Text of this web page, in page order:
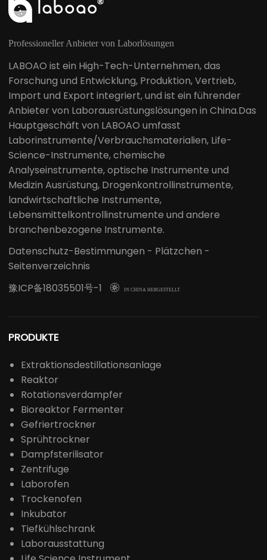
Professioneller Anbieter von Laborlösungen
LABOAO ist ein High-Tech-Unternehmen, das
Forschung und Entwicklung, Produktion, Vertrieb,
Import und Export integriert, und ist ein führender
Anbieter von Laborausrüstungslösungen in China.Das
Hauptgeschäft von LABOAO umfasst
Laborinstrumente/Verbrauchsmaterialien, Life-
Science-Instrumente, chemische
Analyseinstrumente, optische Instrumente und
Medizin Ausrüstung, Drogenkontrollinstrumente,
landwirtschaftliche Instrumente,
Lebensmittelkontrollinstrumente und andere
branchenbezogene Instrumente.
Datenschutz-Bestimmungen - Plätzchen -
Seitenverzeichnis
豫ICP备18035501号-1
 IN CHINA HERGESTELLT
PRODUKTE
Extraktionsdestillationsanlage
Reaktor
Rotationsverdampfer
Bioreaktor Fermenter
Gefriertrockner
Sprühtrockner
Dampfsterilisator
Zentrifuge
Laborofen
Trockenofen
Inkubator
Tiefkühlschrank
Laborausstattung